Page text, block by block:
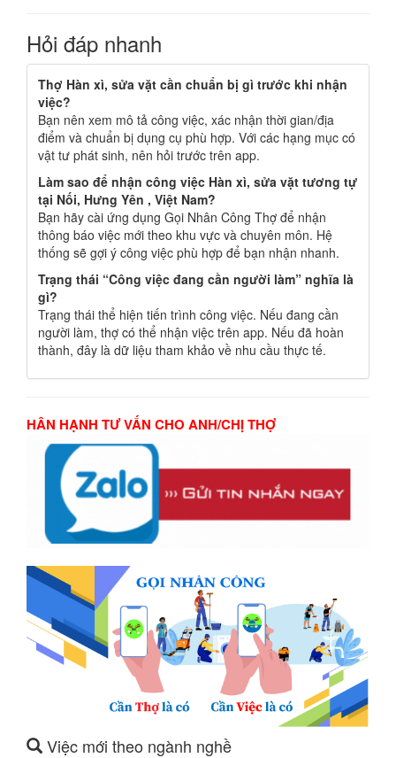
Hỏi đáp nhanh
Thợ Hàn xì, sửa vặt cần chuẩn bị gì trước khi nhận
việc?
Bạn nên xem mô tả công việc, xác nhận thời gian/địa
điểm và chuẩn bị dụng cụ phù hợp. Với các hạng mục có
vật tư phát sinh, nên hỏi trước trên app.
Làm sao để nhận công việc Hàn xì, sửa vặt tương tự
tại Nối, Hưng Yên , Việt Nam?
Bạn hãy cài ứng dụng Gọi Nhân Công Thợ để nhận
thông báo việc mới theo khu vực và chuyên môn. Hệ
thống sẽ gợi ý công việc phù hợp để bạn nhận nhanh.
Trạng thái “Công việc đang cần người làm” nghĩa là
gì?
Trạng thái thể hiện tiến trình công việc. Nếu đang cần
người làm, thợ có thể nhận việc trên app. Nếu đã hoàn
thành, đây là dữ liệu tham khảo về nhu cầu thực tế.
HÂN HẠNH TƯ VẤN CHO ANH/CHỊ THỢ
Việc mới theo ngành nghề